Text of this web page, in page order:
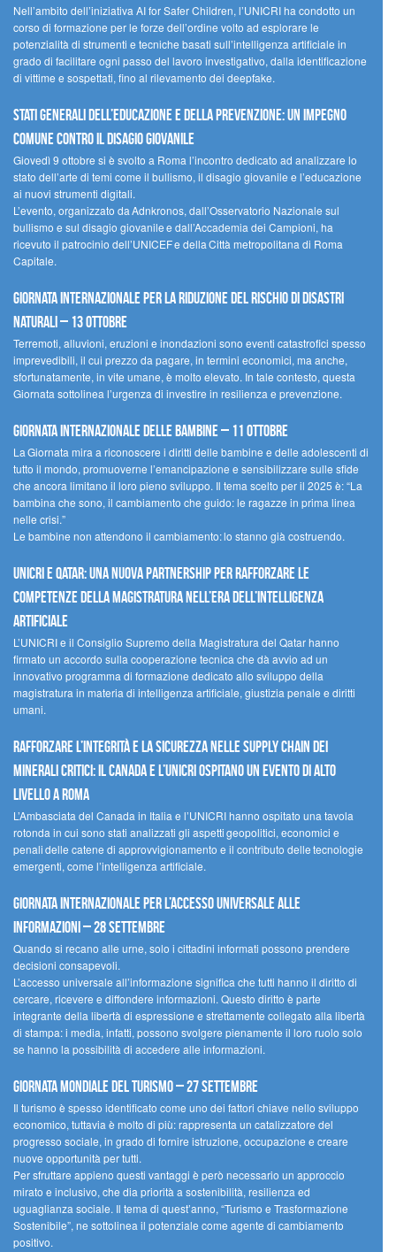
Nell’ambito dell’iniziativa AI for Safer Children, l’UNICRI ha condotto un
corso di formazione per le forze dell’ordine volto ad esplorare le
potenzialità di strumenti e tecniche basati sull’intelligenza artificiale in
grado di facilitare ogni passo del lavoro investigativo, dalla identificazione
di vittime e sospettati, fino al rilevamento dei deepfake.
Stati Generali dell’Educazione e della Prevenzione: un impegno
comune contro il disagio giovanile
Giovedì 9 ottobre si è svolto a Roma l’incontro dedicato ad analizzare lo
stato dell’arte di temi come il bullismo, il disagio giovanile e l’educazione
ai nuovi strumenti digitali.
L’evento, organizzato da Adnkronos, dall’Osservatorio Nazionale sul
bullismo e sul disagio giovanile e dall’Accademia dei Campioni, ha
ricevuto il patrocinio dell’UNICEF e della Città metropolitana di Roma
Capitale.
Giornata internazionale per la riduzione del rischio di disastri
naturali – 13 ottobre
Terremoti, alluvioni, eruzioni e inondazioni sono eventi catastrofici spesso
imprevedibili, il cui prezzo da pagare, in termini economici, ma anche,
sfortunatamente, in vite umane, è molto elevato. In tale contesto, questa
Giornata sottolinea l’urgenza di investire in resilienza e prevenzione.
Giornata internazionale delle bambine – 11 ottobre
La Giornata mira a riconoscere i diritti delle bambine e delle adolescenti di
tutto il mondo, promuoverne l’emancipazione e sensibilizzare sulle sfide
che ancora limitano il loro pieno sviluppo. Il tema scelto per il 2025 è: “La
bambina che sono, il cambiamento che guido: le ragazze in prima linea
nelle crisi.”
Le bambine non attendono il cambiamento: lo stanno già costruendo.
UNICRI e Qatar: una nuova partnership per rafforzare le
competenze della magistratura nell’era dell’intelligenza
artificiale
L’UNICRI e il Consiglio Supremo della Magistratura del Qatar hanno
firmato un accordo sulla cooperazione tecnica che dà avvio ad un
innovativo programma di formazione dedicato allo sviluppo della
magistratura in materia di intelligenza artificiale, giustizia penale e diritti
umani.
Rafforzare l’integrità e la sicurezza nelle supply chain dei
minerali critici: il Canada e l’UNICRI ospitano un evento di alto
livello a Roma
L’Ambasciata del Canada in Italia e l’UNICRI hanno ospitato una tavola
rotonda in cui sono stati analizzati gli aspetti geopolitici, economici e
penali delle catene di approvvigionamento e il contributo delle tecnologie
emergenti, come l’intelligenza artificiale.
Giornata internazionale per l’accesso universale alle
informazioni – 28 settembre
Quando si recano alle urne, solo i cittadini informati possono prendere
decisioni consapevoli.
L’accesso universale all’informazione significa che tutti hanno il diritto di
cercare, ricevere e diffondere informazioni. Questo diritto è parte
integrante della libertà di espressione e strettamente collegato alla libertà
di stampa: i media, infatti, possono svolgere pienamente il loro ruolo solo
se hanno la possibilità di accedere alle informazioni.
Giornata mondiale del turismo – 27 settembre
Il turismo è spesso identificato come uno dei fattori chiave nello sviluppo
economico, tuttavia è molto di più: rappresenta un catalizzatore del
progresso sociale, in grado di fornire istruzione, occupazione e creare
nuove opportunità per tutti.
Per sfruttare appieno questi vantaggi è però necessario un approccio
mirato e inclusivo, che dia priorità a sostenibilità, resilienza ed
uguaglianza sociale. Il tema di quest’anno, “Turismo e Trasformazione
Sostenibile”, ne sottolinea il potenziale come agente di cambiamento
positivo.